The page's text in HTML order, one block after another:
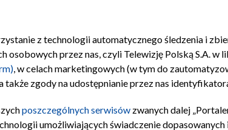
prywatności Moje zgody Biuro
z technologii automatycznego śledzenia i
przez nas, czyli Telewizję Polską S.A. w
, w celach marketingowych (w tym do
zgody na udostępnianie przez nas
poszczególnych serwisów zwanych dalej
umożliwiających świadczenie dopasowanych